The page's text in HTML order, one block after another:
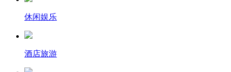
休闲娱乐
酒店旅游